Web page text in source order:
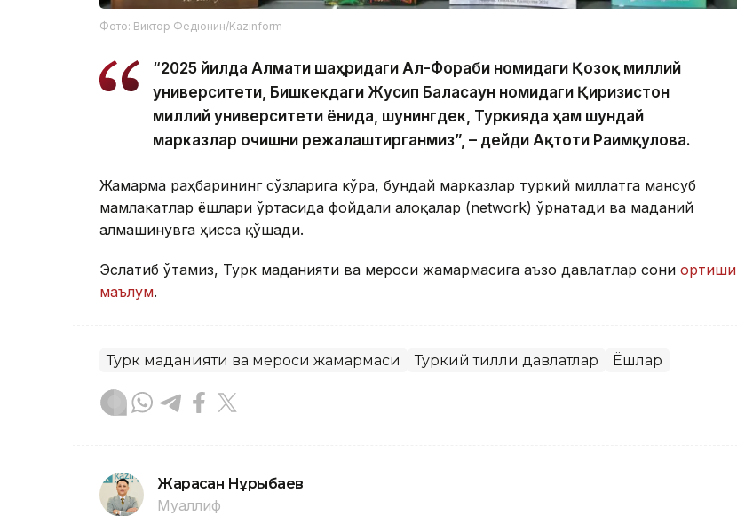
Фото: Виктор Федюнин/Kazinform
“2025 йилда Алмати шаҳридаги Ал-Фораби номидаги Қозоқ миллий
университети, Бишкекдаги Жусип Баласағун номидаги Қирғизистон
миллий университети ёнида, шунингдек, Туркияда ҳам шундай
марказлар очишни режалаштирганмиз”, – дейди Ақтоти Раимқулова.
Жамғарма раҳбарининг сўзларига кўра, бундай марказлар туркий миллатга мансуб
мамлакатлар ёшлари ўртасида фойдали алоқалар (network) ўрнатади ва маданий
алмашинувга ҳисса қўшади.
Эслатиб ўтамиз, Турк маданияти ва мероси жамғармасига аъзо давлатлар сони ортиши
маълум.
Турк маданияти ва мероси жамғармаси Туркий тилли давлатлар Ёшлар
Жарасқан Нұрыбаев
Муаллиф